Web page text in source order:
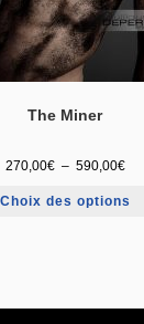
The Miner
270,00€ – 590,00€
Choix des options